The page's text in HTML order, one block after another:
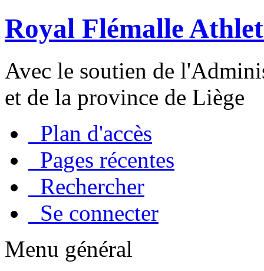
Royal Flémalle
Avec le soutien de
et de la province de Liège
Plan d'accès
Pages récentes
Rechercher
Se connecter
Menu général